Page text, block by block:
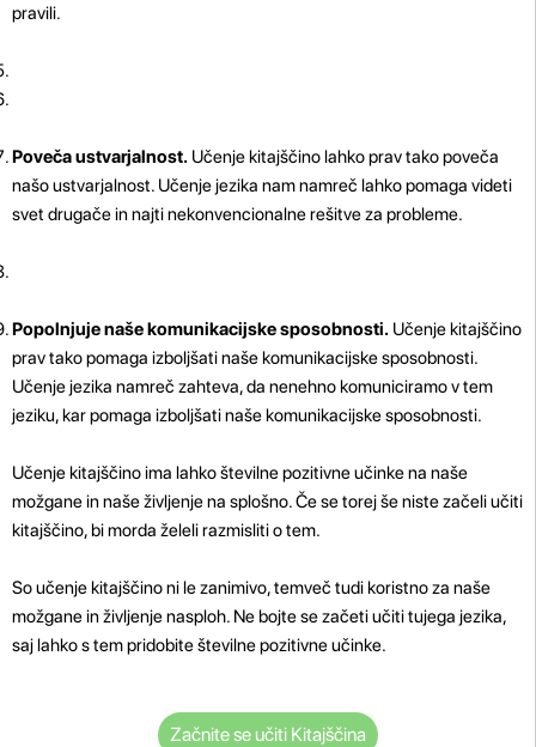
pravili.
Poveča ustvarjalnost. Učenje kitajščino lahko prav tako poveča
našo ustvarjalnost. Učenje jezika nam namreč lahko pomaga videti
svet drugače in najti nekonvencionalne rešitve za probleme.
Popolnjuje naše komunikacijske sposobnosti. Učenje kitajščino
prav tako pomaga izboljšati naše komunikacijske sposobnosti.
Učenje jezika namreč zahteva, da nenehno komuniciramo v tem
jeziku, kar pomaga izboljšati naše komunikacijske sposobnosti.
Učenje kitajščino ima lahko številne pozitivne učinke na naše
možgane in naše življenje na splošno. Če se torej še niste začeli učiti
kitajščino, bi morda želeli razmisliti o tem.
So učenje kitajščino ni le zanimivo, temveč tudi koristno za naše
možgane in življenje nasploh. Ne bojte se začeti učiti tujega jezika,
saj lahko s tem pridobite številne pozitivne učinke.
Začnite se učiti Kitajščina